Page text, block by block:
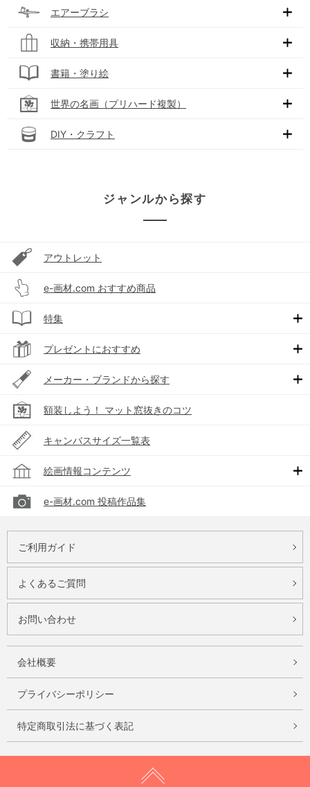
エアーブラシ
収納・携帯用具
書籍・塗り絵
世界の名画（プリハード複製）
DIY・クラフト
ジャンルから探す
アウトレット
e-画材.com おすすめ商品
特集
プレゼントにおすすめ
メーカー・ブランドから探す
額装しよう！ マット窓抜きのコツ
キャンバスサイズ一覧表
絵画情報コンテンツ
e-画材.com 投稿作品集
ご利用ガイド
よくあるご質問
お問い合わせ
会社概要
プライバシーポリシー
特定商取引法に基づく表記